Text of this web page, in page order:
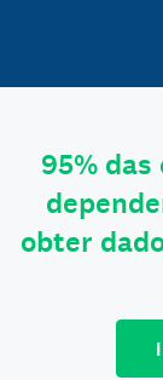
95%
obter